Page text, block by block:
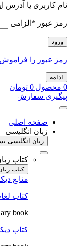
نام کاربری یا آدرس
رمز عبور * الزامی
ورود
رمز عبور را فراموش
ادامه
0 محصول 0 تومان
پیگیری سفارش
صفحه اصلی
زبان انگلیسی
زبان انگلیسی
کتاب
کتاب
منابع
کتاب
book
کتاب